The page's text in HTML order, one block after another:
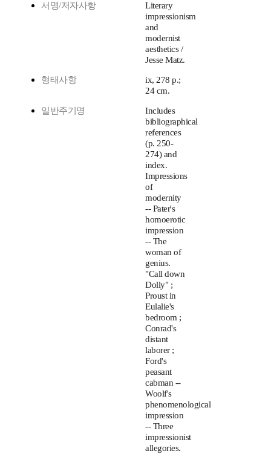
서명/저자사항
Literary
impressionism
and
modernist
aesthetics /
Jesse Matz.
형태사항
ix, 278 p.;
24 cm.
일반주기명
Includes
bibliographical
references
(p. 250-
274) and
index.
Impressions
of
modernity
-- Pater's
homoerotic
impression
-- The
woman of
genius.
"Call down
Dolly" ;
Proust in
Eulalie's
bedroom ;
Conrad's
distant
laborer ;
Ford's
peasant
cabman --
Woolf's
phenomenological
impression
-- Three
impressionist
allegories.